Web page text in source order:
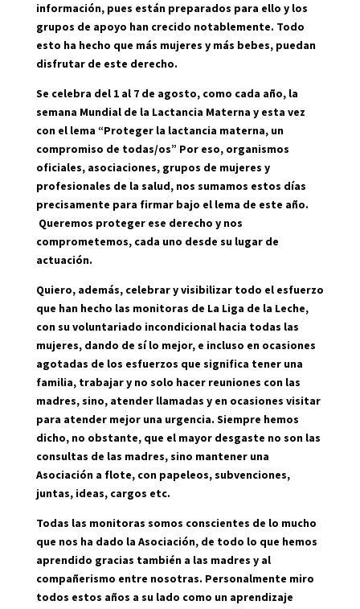
información, pues están preparados para ello y los
grupos de apoyo han crecido notablemente. Todo
esto ha hecho que más mujeres y más bebes, puedan
disfrutar de este derecho.
Se celebra del 1 al 7 de agosto, como cada año, la
semana Mundial de la Lactancia Materna y esta vez
con el lema “Proteger la lactancia materna, un
compromiso de todas/os” Por eso, organismos
oficiales, asociaciones, grupos de mujeres y
profesionales de la salud, nos sumamos estos días
precisamente para firmar bajo el lema de este año.
Queremos proteger ese derecho y nos
comprometemos, cada uno desde su lugar de
actuación.
Quiero, además, celebrar y visibilizar todo el esfuerzo
que han hecho las monitoras de La Liga de la Leche,
con su voluntariado incondicional hacia todas las
mujeres, dando de sí lo mejor, e incluso en ocasiones
agotadas de los esfuerzos que significa tener una
familia, trabajar y no solo hacer reuniones con las
madres, sino, atender llamadas y en ocasiones visitar
para atender mejor una urgencia. Siempre hemos
dicho, no obstante, que el mayor desgaste no son las
consultas de las madres, sino mantener una
Asociación a flote, con papeleos, subvenciones,
juntas, ideas, cargos etc.
Todas las monitoras somos conscientes de lo mucho
que nos ha dado la Asociación, de todo lo que hemos
aprendido gracias también a las madres y al
compañerismo entre nosotras. Personalmente miro
todos estos años a su lado como un aprendizaje